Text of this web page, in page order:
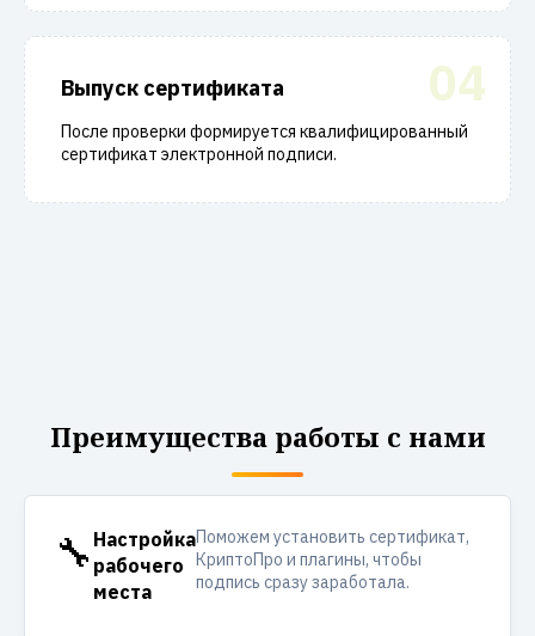
04
Выпуск сертификата
После проверки формируется квалифицированный
сертификат электронной подписи.
Преимущества работы с нами
🔧 Настройка
рабочего
места
Поможем установить сертификат,
КриптоПро и плагины, чтобы
подпись сразу заработала.